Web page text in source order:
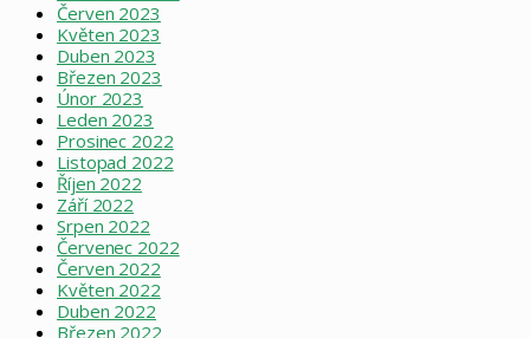
Červen 2023
Květen 2023
Duben 2023
Březen 2023
Únor 2023
Leden 2023
Prosinec 2022
Listopad 2022
Říjen 2022
Září 2022
Srpen 2022
Červenec 2022
Červen 2022
Květen 2022
Duben 2022
Březen 2022